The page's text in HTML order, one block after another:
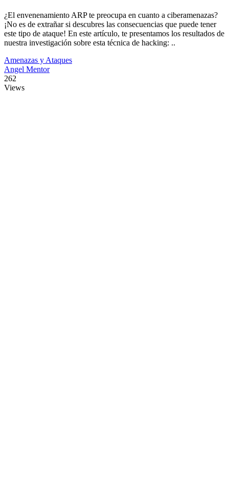
¿El envenenamiento ARP te preocupa en cuanto a ciberamenazas?
¡No es de extrañar si descubres las consecuencias que puede tener
este tipo de ataque! En este artículo, te presentamos los resultados de
nuestra investigación sobre esta técnica de hacking: ..
Amenazas y Ataques
Angel Mentor
262
Views